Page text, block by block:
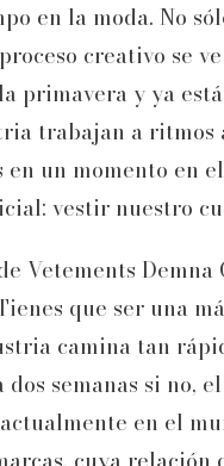
en la moda. No
creativo se
primavera y ya
trabajan a ritmos
un momento en
vestir nuestro
Vetements Demna
que ser una
camina tan
semanas si no,
en el